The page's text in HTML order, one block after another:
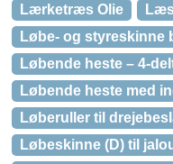
Lærketræs Olie
Løbe- og styreskinne
Løbende heste – 4-
Løbende heste med
Løberuller til
Løbeskinne (D) til